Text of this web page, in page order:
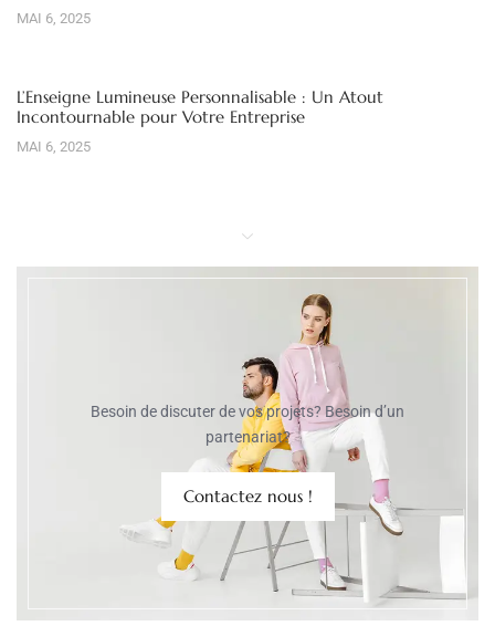
MAI 6, 2025
L’Enseigne Lumineuse Personnalisable : Un Atout
Incontournable pour Votre Entreprise
MAI 6, 2025
Besoin de discuter de vos projets? Besoin d’un
partenariat?
Contactez nous !